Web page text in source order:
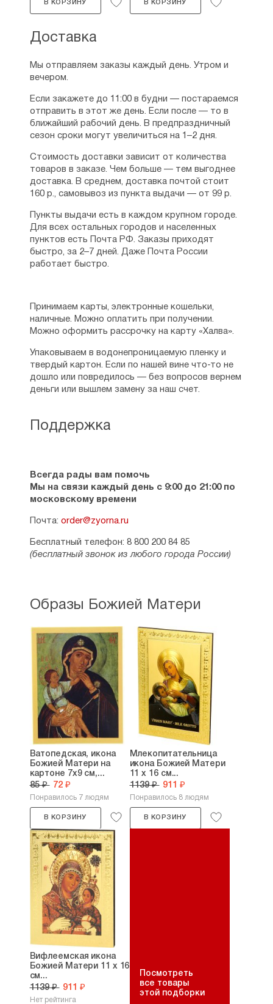
В КОРЗИНУ В КОРЗИНУ
Поддержка
Всегда рады вам помочь
Мы на связи каждый день с 9:00 до 21:00 по
московскому времени
Почта: order@zyorna.ru
Бесплатный телефон: 8 800 200 84 85
(бесплатный звонок из любого города России)
Доставка
Мы отправляем заказы каждый день. Утром и
вечером.
Если закажете до 11:00 в будни — постараемся
отправить в этот же день. Если после — то в
ближайший рабочий день. В предпраздничный
сезон сроки могут увеличиться на 1–2 дня.
Стоимость доставки зависит от количества
товаров в заказе. Чем больше — тем выгоднее
доставка. В среднем, доставка почтой стоит
160 р., самовывоз из пункта выдачи — от 99 р.
Пункты выдачи есть в каждом крупном городе.
Для всех остальных городов и населенных
пунктов есть Почта РФ. Заказы приходят
быстро, за 2–7 дней. Даже Почта России
работает быстро.
Принимаем карты, электронные кошельки,
наличные. Можно оплатить при получении.
Можно оформить рассрочку на карту «Халва».
Упаковываем в водонепроницаемую пленку и
твердый картон. Если по нашей вине что-то не
дошло или повредилось — без вопросов вернем
деньги или вышлем замену за наш счет.
Образы Божией Матери
Ватопедская, икона
Божией Матери на
картоне 7х9 см,...
85 ₽ 72 ₽
Понравилось 7 людям
В КОРЗИНУ
Млекопитательница
икона Божией Матери
11 х 16 см...
1139 ₽ 911 ₽
Понравилось 8 людям
В КОРЗИНУ
Вифлеемская икона
Божией Матери 11 х 16
см...
1139 ₽ 911 ₽
Нет рейтинга
Посмотреть
все товары
этой подборки